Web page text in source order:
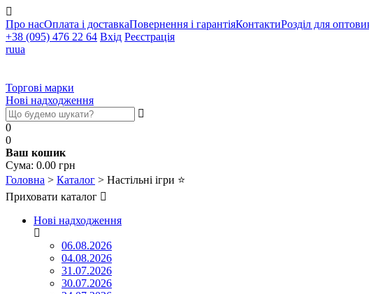
Про насОплата і доставкаПовернення і гарантіяКонтактиРозділ для
+38 (095) 476 22 64 Вхід Реєстрація
ruua
Торгові марки
Нові надходження
0
0
Ваш кошик
Cума: 0.00 грн
Головна > Каталог > Настільні ігри ⭐
Приховати каталог
Нові надходження
06.08.2026
04.08.2026
31.07.2026
30.07.2026